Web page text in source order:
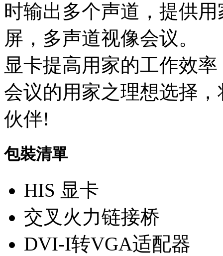
时输出多个声道，提供
屏，多声道视像会议。
显卡提高用家的工作效
会议的用家之理想选择
伙伴!
包裝清單
HIS 显卡
交叉火力链接桥
DVI-I转VGA适配器